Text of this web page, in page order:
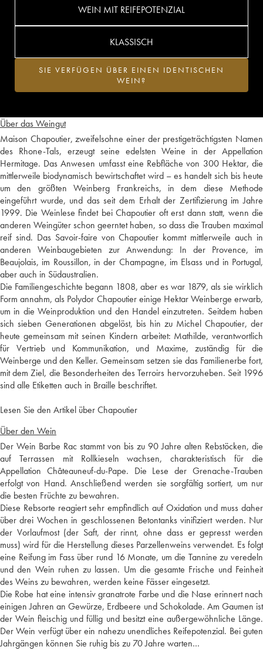
Über das Weingut
Maison Chapoutier, zweifelsohne einer der prestigeträchtigsten Namen
des Rhone-Tals, erzeugt seine edelsten Weine in der Appellation
Hermitage. Das Anwesen umfasst eine Rebfläche von 300 Hektar, die
mittlerweile biodynamisch bewirtschaftet wird – es handelt sich bis heute
um den größten Weinberg Frankreichs, in dem diese Methode
eingeführt wurde, und das seit dem Erhalt der Zertifizierung im Jahre
1999. Die Weinlese findet bei Chapoutier oft erst dann statt, wenn die
anderen Weingüter schon geerntet haben, so dass die Trauben maximal
reif sind. Das Savoir-faire von Chapoutier kommt mittlerweile auch in
anderen Weinbaugebieten zur Anwendung: In der Provence, im
Beaujolais, im Roussillon, in der Champagne, im Elsass und in Portugal,
aber auch in Südaustralien.
Die Familiengeschichte begann 1808, aber es war 1879, als sie wirklich
Form annahm, als Polydor Chapoutier einige Hektar Weinberge erwarb,
um in die Weinproduktion und den Handel einzutreten. Seitdem haben
sich sieben Generationen abgelöst, bis hin zu Michel Chapoutier, der
heute gemeinsam mit seinen Kindern arbeitet: Mathilde, verantwortlich
für Vertrieb und Kommunikation, und Maxime, zuständig für die
Weinberge und den Keller. Gemeinsam setzen sie das Familienerbe fort,
mit dem Ziel, die Besonderheiten des Terroirs hervorzuheben. Seit 1996
sind alle Etiketten auch in Braille beschriftet.
Lesen Sie den Artikel über Chapoutier
Über den Wein
Der Wein Barbe Rac stammt von bis zu 90 Jahre alten Rebstöcken, die
auf Terrassen mit Rollkieseln wachsen, charakteristisch für die
Appellation Châteauneuf-du-Pape. Die Lese der Grenache-Trauben
erfolgt von Hand. Anschließend werden sie sorgfältig sortiert, um nur
die besten Früchte zu bewahren.
Diese Rebsorte reagiert sehr empfindlich auf Oxidation und muss daher
über drei Wochen in geschlossenen Betontanks vinifiziert werden. Nur
der Vorlaufmost (der Saft, der rinnt, ohne dass er gepresst werden
muss) wird für die Herstellung dieses Parzellenweins verwendet. Es folgt
eine Reifung im Fass über rund 16 Monate, um die Tannine zu veredeln
und den Wein ruhen zu lassen. Um die gesamte Frische und Feinheit
des Weins zu bewahren, werden keine Fässer eingesetzt.
Die Robe hat eine intensiv granatrote Farbe und die Nase erinnert nach
einigen Jahren an Gewürze, Erdbeere und Schokolade. Am Gaumen ist
der Wein fleischig und füllig und besitzt eine außergewöhnliche Länge.
Der Wein verfügt über ein nahezu unendliches Reifepotenzial. Bei guten
Jahrgängen können Sie ruhig bis zu 70 Jahre warten…
WEIN MIT REIFEPOTENZIAL
KLASSISCH
SIE VERFÜGEN ÜBER EINEN IDENTISCHEN
WEIN?